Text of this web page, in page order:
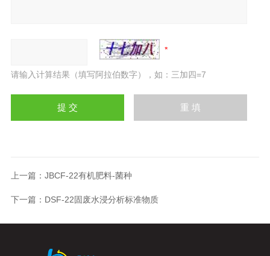
请输入计算结果（填写阿拉伯数字），如：三加四=7
上一篇： JBCF-22有机肥料-菌种
下一篇： DSF-22固废水浸分析标准物质